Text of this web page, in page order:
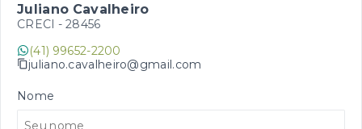
Juliano Cavalheiro
CRECI - 28456
(41) 99652-2200
juliano.cavalheiro@gmail.com
Nome